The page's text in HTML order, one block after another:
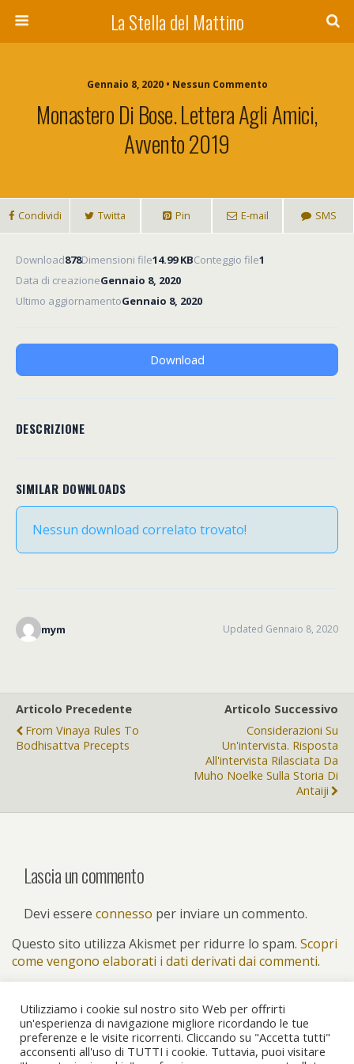
La Stella del Mattino
Gennaio 8, 2020 • Nessun Commento
Monastero Di Bose. Lettera Agli Amici,
Avvento 2019
Condividi Twitta Pin E-mail SMS
Download878Dimensioni file14.99 KBConteggio file1
Data di creazioneGennaio 8, 2020
Ultimo aggiornamentoGennaio 8, 2020
Download
DESCRIZIONE
SIMILAR DOWNLOADS
Nessun download correlato trovato!
mym Updated Gennaio 8, 2020
Articolo Precedente
From Vinaya Rules To
Bodhisattva Precepts
Articolo Successivo
Considerazioni Su
Un'intervista. Risposta
All'intervista Rilasciata Da
Muho Noelke Sulla Storia Di
Antaiji
Lascia un commento
Devi essere connesso per inviare un commento.
Questo sito utilizza Akismet per ridurre lo spam. Scopri
come vengono elaborati i dati derivati dai commenti.
Torna su
Utilizziamo i cookie sul nostro sito Web per offrirti
un'esperienza di navigazione migliore ricordando le tue
preferenze e le visite ricorrenti. Cliccando su "Accetta tutti"
acconsenti all'uso di TUTTI i cookie. Tuttavia, puoi visitare